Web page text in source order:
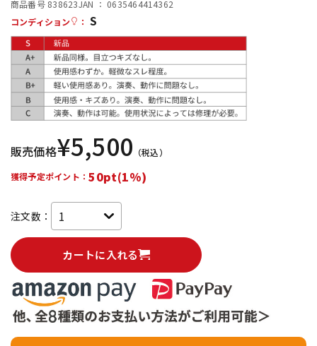
中古 ヴィンテージ
商品番号 838623JAN ： 0635464414362
コンディション
： S
販売価格¥5,500 （税込）
獲得予定ポイント： 50pt(1%)
注文数：
カートに入れる